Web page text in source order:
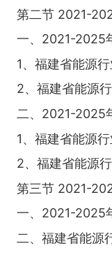
第二节 2021-
一、2021-2025
1、福建省能源
2、福建省能源
二、2021-2025
1、福建省能源
2、福建省能源
第三节 2021-
一、2021-2025
二、福建省能源